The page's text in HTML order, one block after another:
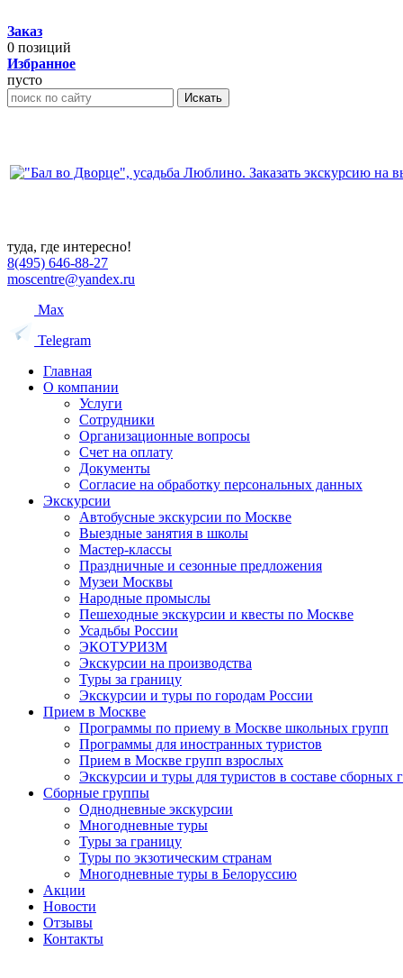
Заказ
0 позиций
Избранное
пусто
Искать
туда, где интересно!
8(495) 646-88-27
moscentre@yandex.ru
Max
Telegram
Главная
О компании
Услуги
Сотрудники
Организационные вопросы
Счет на оплату
Документы
Согласие на обработку персональных данных
Экскурсии
Автобусные экскурсии по Москве
Выездные занятия в школы
Мастер-классы
Праздничные и сезонные предложения
Музеи Москвы
Народные промыслы
Пешеходные экскурсии и квесты по Москве
Усадьбы России
ЭКОТУРИЗМ
Экскурсии на производства
Туры за границу
Экскурсии и туры по городам России
Прием в Москве
Программы по приему в Москве школьных групп
Программы для иностранных туристов
Прием в Москве групп взрослых
Экскурсии и туры для туристов в составе сборных
Сборные группы
Однодневные экскурсии
Многодневные туры
Туры за границу
Туры по экзотическим странам
Многодневные туры в Белоруссию
Акции
Новости
Отзывы
Контакты